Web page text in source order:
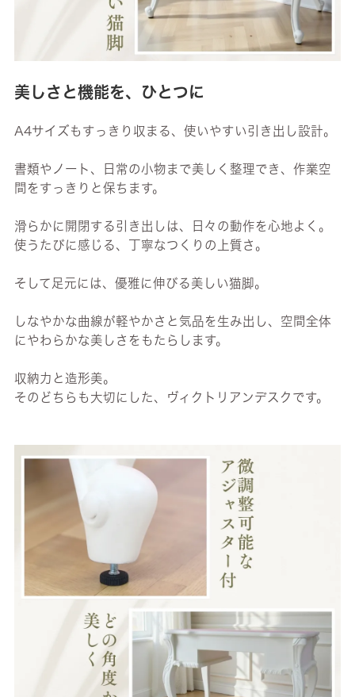
美しさと機能を、ひとつに
A4サイズもすっきり収まる、使いやすい引き出し設計。
書類やノート、日常の小物まで美しく整理でき、作業空
間をすっきりと保ちます。
滑らかに開閉する引き出しは、日々の動作を心地よく。
使うたびに感じる、丁寧なつくりの上質さ。
そして足元には、優雅に伸びる美しい猫脚。
しなやかな曲線が軽やかさと気品を生み出し、空間全体
にやわらかな美しさをもたらします。
収納力と造形美。
そのどちらも大切にした、ヴィクトリアンデスクです。